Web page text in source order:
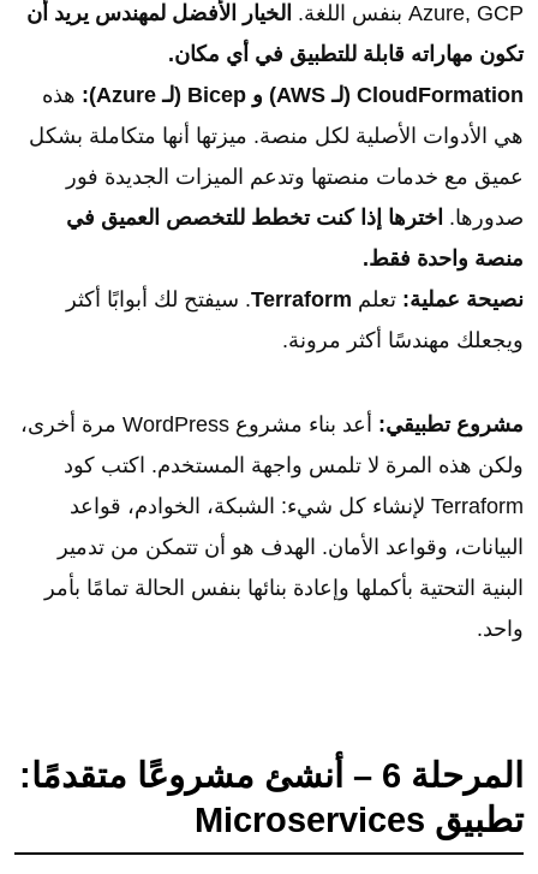
Azure, GCP بنفس اللغة.
الخيار الأفضل لمهندس يريد أن
تكون مهاراته قابلة للتطبيق في أي مكان.
CloudFormation (لـ AWS) و Bicep (لـ Azure):
هذه
هي الأدوات الأصلية لكل منصة. ميزتها أنها متكاملة بشكل
عميق مع خدمات منصتها وتدعم الميزات الجديدة فور
صدورها. اخترها إذا كنت تخطط للتخصص العميق في
منصة واحدة فقط.
نصيحة عملية: تعلم Terraform. سيفتح لك أبوابًا أكثر
ويجعلك مهندسًا أكثر مرونة.
مشروع تطبيقي:
أعد بناء مشروع WordPress مرة أخرى،
ولكن هذه المرة لا تلمس واجهة المستخدم. اكتب كود
Terraform لإنشاء كل شيء: الشبكة، الخوادم، قواعد
البيانات، وقواعد الأمان. الهدف هو أن تتمكن من تدمير
البنية التحتية بأكملها وإعادة بنائها بنفس الحالة تمامًا بأمر
واحد.
المرحلة 6 – أنشئ مشروعًا متقدمًا:
تطبيق Microservices